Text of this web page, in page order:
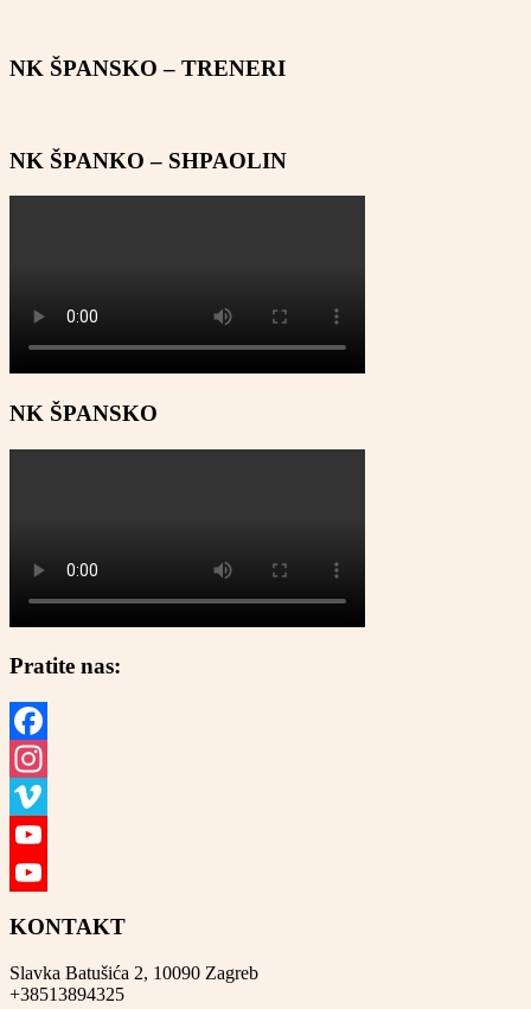
NK ŠPANSKO – TRENERI
NK ŠPANKO – SHPAOLIN
NK ŠPANSKO
Pratite nas:
Facebook
Instagram
Vimeo
YouTube
KONTAKT
Slavka Batušića 2, 10090 Zagreb
+38513894325